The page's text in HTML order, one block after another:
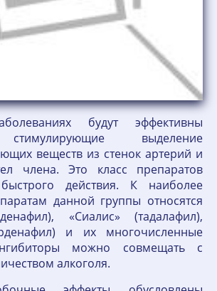
будут эффективны
выделение
веществ из стенок артерий и
члена. Это класс препаратов
быстрого действия. К наиболее
данной группы относятся
«Сиалис» (тадалафил),
и их многочисленные
можно совмещать с
алкоголя.